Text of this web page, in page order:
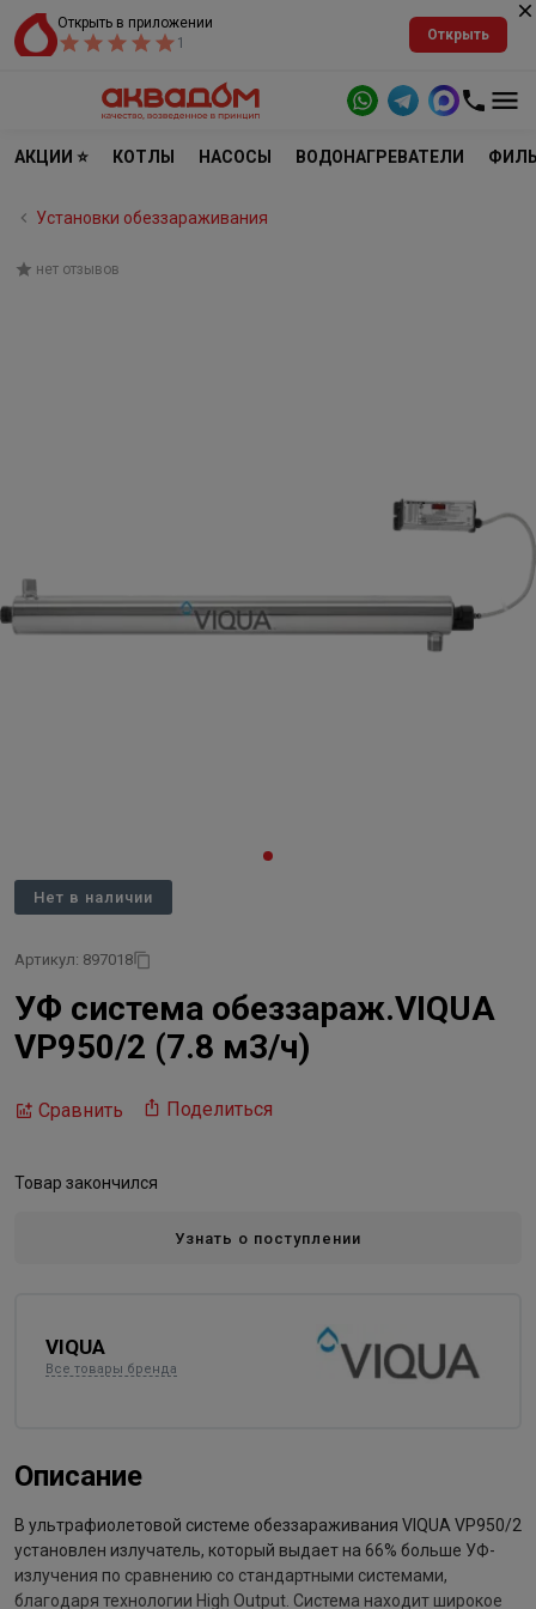
Открыть в приложении
1
Открыть
АКЦИИ ⭐ КОТЛЫ НАСОСЫ ВОДОНАГРЕВАТЕЛИ
Установки обеззараживания
нет отзывов
Нет в наличии
Артикул: 897018
УФ система обеззараж.VIQUA
VP950/2 (7.8 м3/ч)
Сравнить Поделиться
Товар закончился
Узнать о поступлении
VIQUA
Все товары бренда
Описание
В ультрафиолетовой системе обеззараживания VIQUA VP950/2
установлен излучатель, который выдает на 66% больше УФ-
излучения по сравнению со стандартными системами,
благодаря технологии High Output. Система находит широкое